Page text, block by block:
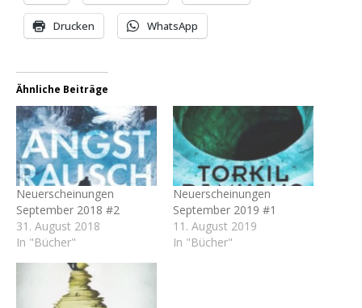
Drucken WhatsApp
Ähnliche Beiträge
Neuerscheinungen
September 2018 #2
31. August 2018
In "Bücher"
Neuerscheinungen
September 2019 #1
11. August 2019
In "Bücher"